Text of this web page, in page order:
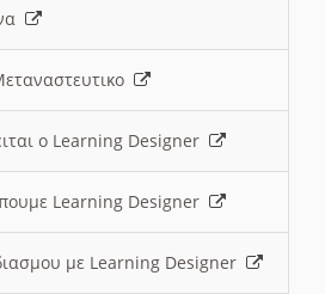
ο Learning Designer
Learning Designer
με Learning Designer